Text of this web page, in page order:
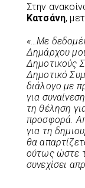
Στην
Κατσάνη,
«…Με
Δημάρχου
Δημοτικούς
Δημοτικό
διάλογο με
για
τη θέληση
προσφορά.
για τη
θα
ούτως ώστε
συνεχίσει